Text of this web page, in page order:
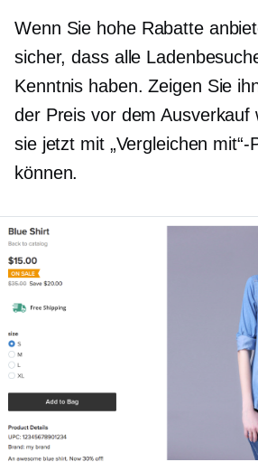
Wenn Sie hohe Rabatte
sicher, dass alle
Kenntnis haben. Zeigen Sie
der Preis vor dem Ausverkauf
sie jetzt mit „Vergleichen mit“-
können.